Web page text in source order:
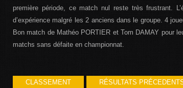
première période, ce match nul reste très frustrant.
d’expérience malgré les 2 anciens dans le groupe. 4
Bon match de Mathéo PORTIER et Tom DAMAY pour
matchs sans défaite en championnat.
CLASSEMENT RÉSULTATS